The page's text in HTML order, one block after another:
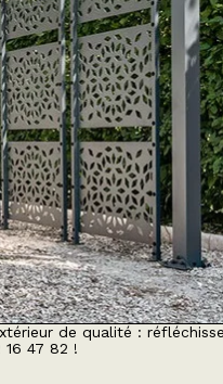
de qualité :
47 82 !